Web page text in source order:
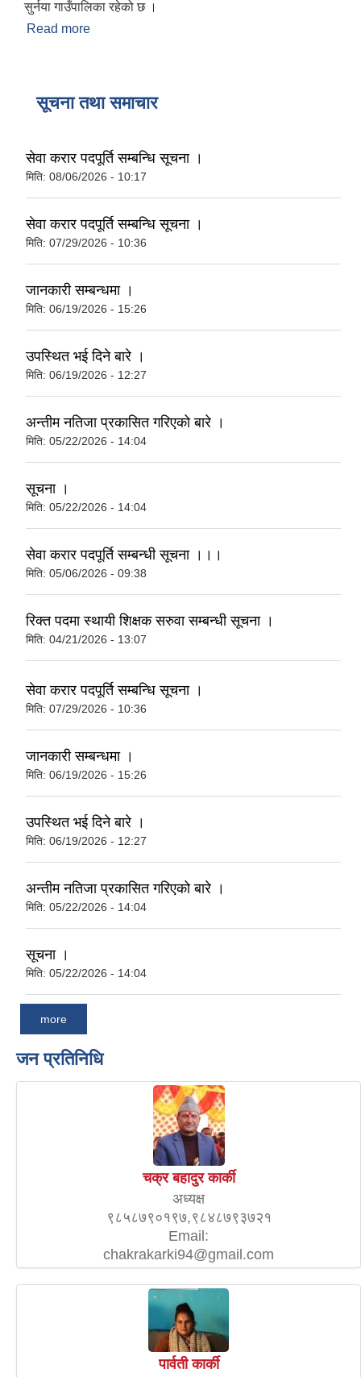
सुर्नया गाउँपालिका रहेको छ ।
Read more
सूचना तथा समाचार
सेवा करार पदपूर्ति सम्बन्धि सूचना ।
मिति: 08/06/2026 - 10:17
सेवा करार पदपूर्ति सम्बन्धि सूचना ।
मिति: 07/29/2026 - 10:36
जानकारी सम्बन्धमा ।
मिति: 06/19/2026 - 15:26
उपस्थित भई दिने बारे ।
मिति: 06/19/2026 - 12:27
अन्तीम नतिजा प्रकासित गरिएको बारे ।
मिति: 05/22/2026 - 14:04
सूचना ।
मिति: 05/22/2026 - 14:04
सेवा करार पदपूर्ति सम्बन्धी सूचना ।।।
मिति: 05/06/2026 - 09:38
रिक्त पदमा स्थायी शिक्षक सरुवा सम्बन्धी सूचना ।
मिति: 04/21/2026 - 13:07
सेवा करार पदपूर्ति सम्बन्धि सूचना ।
मिति: 07/29/2026 - 10:36
जानकारी सम्बन्धमा ।
मिति: 06/19/2026 - 15:26
उपस्थित भई दिने बारे ।
मिति: 06/19/2026 - 12:27
अन्तीम नतिजा प्रकासित गरिएको बारे ।
मिति: 05/22/2026 - 14:04
सूचना ।
मिति: 05/22/2026 - 14:04
more
जन प्रतिनिधि
चक्र बहादुर कार्की
अध्यक्ष
९८५८७९०१९७,९८४८७९३७२१
Email:
chakrakarki94@gmail.com
पार्वती कार्की